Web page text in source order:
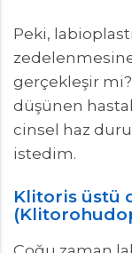
Peki,
gerçekleşir mi?
düşünen
cinsel haz
istedim.
Klitoris üstü